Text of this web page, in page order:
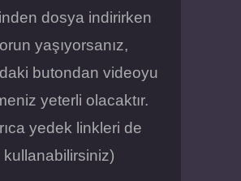
dosya indirirken
yaşıyorsanız,
butondan videoyu
yeterli olacaktır.
yedek linkleri de
kullanabilirsiniz)